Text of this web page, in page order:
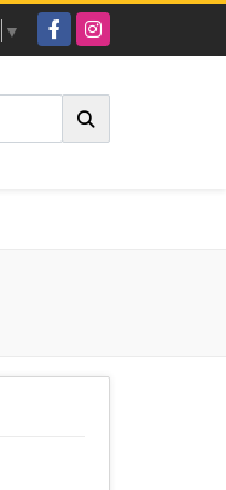
▼ FacebookInstagram